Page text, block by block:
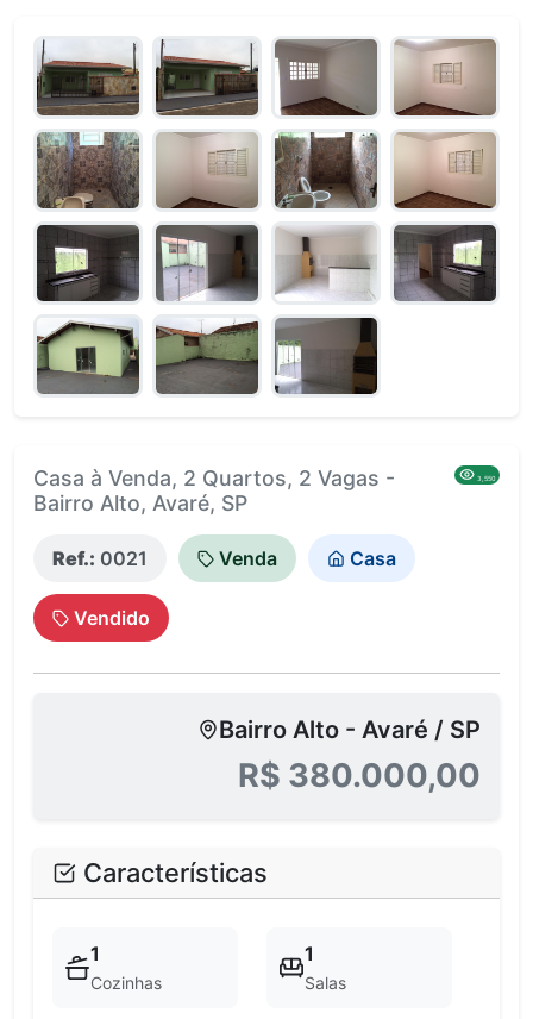
Casa à Venda, 2 Quartos, 2 Vagas -
Bairro Alto, Avaré, SP
3,550
Ref.: 0021 Venda Casa
Vendido
Bairro Alto - Avaré / SP
R$ 380.000,00
Características
1
Cozinhas
1
Salas